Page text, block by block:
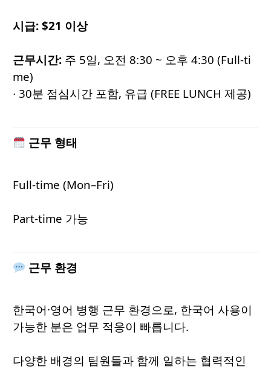
시급: $21 이상
근무시간: 주 5일, 오전 8:30 ~ 오후 4:30 (Full-ti
me)
∙ 30분 점심시간 포함, 유급 (FREE LUNCH 제공)
근무 형태
Full-time (Mon–Fri)
Part-time 가능
근무 환경
한국어·영어 병행 근무 환경으로, 한국어 사용이
가능한 분은 업무 적응이 빠릅니다.
다양한 배경의 팀원들과 함께 일하는 협력적인